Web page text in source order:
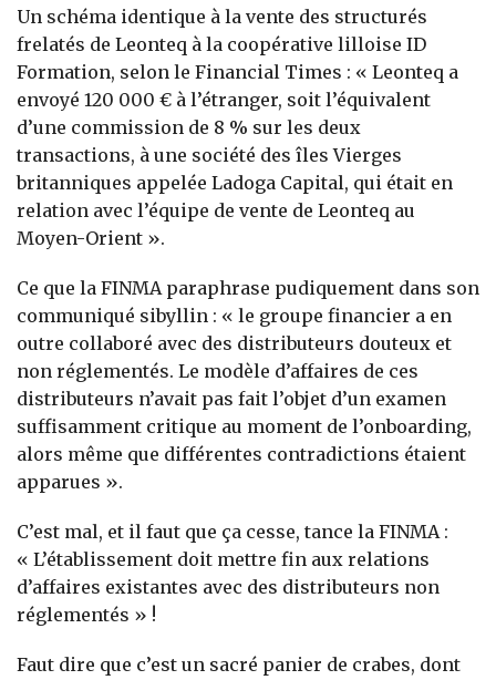
Un schéma identique à la vente des structurés
frelatés de Leonteq à la coopérative lilloise ID
Formation, selon le Financial Times : « Leonteq a
envoyé 120 000 € à l’étranger, soit l’équivalent
d’une commission de 8 % sur les deux
transactions, à une société des îles Vierges
britanniques appelée Ladoga Capital, qui était en
relation avec l’équipe de vente de Leonteq au
Moyen-Orient ».
Ce que la FINMA paraphrase pudiquement dans son
communiqué sibyllin : « le groupe financier a en
outre collaboré avec des distributeurs douteux et
non réglementés. Le modèle d’affaires de ces
distributeurs n’avait pas fait l’objet d’un examen
suffisamment critique au moment de l’onboarding,
alors même que différentes contradictions étaient
apparues ».
C’est mal, et il faut que ça cesse, tance la FINMA :
« L’établissement doit mettre fin aux relations
d’affaires existantes avec des distributeurs non
réglementés » !
Faut dire que c’est un sacré panier de crabes, dont